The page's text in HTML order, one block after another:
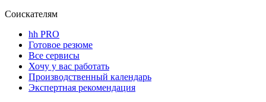
Соискателям
hh PRO
Готовое резюме
Все сервисы
Хочу у вас работать
Производственный календарь
Экспертная рекомендация